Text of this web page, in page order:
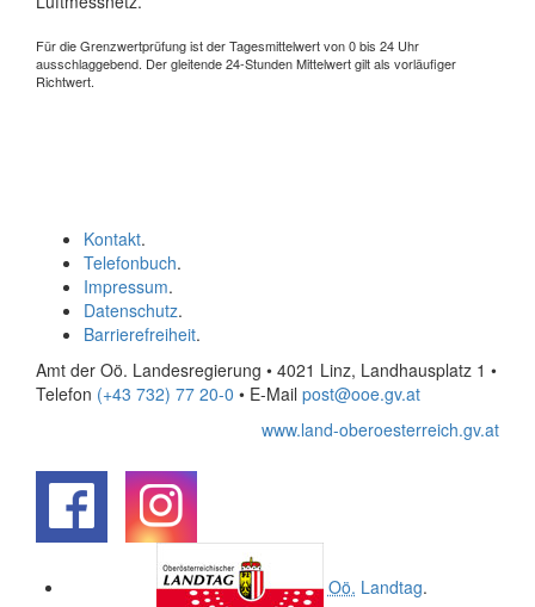
Für die Grenzwertprüfung ist der Tagesmittelwert von 0 bis 24 Uhr
ausschlaggebend. Der gleitende 24-Stunden Mittelwert gilt als vorläufiger
Richtwert.
Kontakt.
Telefonbuch.
Impressum.
Datenschutz.
Barrierefreiheit.
Amt der Oö. Landesregierung • 4021 Linz, Landhausplatz 1 •
Telefon (+43 732) 77 20-0 • E-Mail post@ooe.gv.at
www.land-oberoesterreich.gv.at
Oö. Landtag.